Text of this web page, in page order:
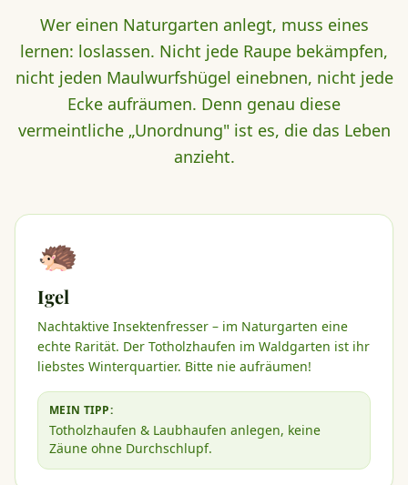
Wer einen Naturgarten anlegt, muss eines
lernen: loslassen. Nicht jede Raupe bekämpfen,
nicht jeden Maulwurfshügel einebnen, nicht jede
Ecke aufräumen. Denn genau diese
vermeintliche „Unordnung" ist es, die das Leben
anzieht.
🦔
Igel
Nachtaktive Insektenfresser – im Naturgarten eine
echte Rarität. Der Totholzhaufen im Waldgarten ist ihr
liebstes Winterquartier. Bitte nie aufräumen!
MEIN TIPP:
Totholzhaufen & Laubhaufen anlegen, keine
Zäune ohne Durchschlupf.